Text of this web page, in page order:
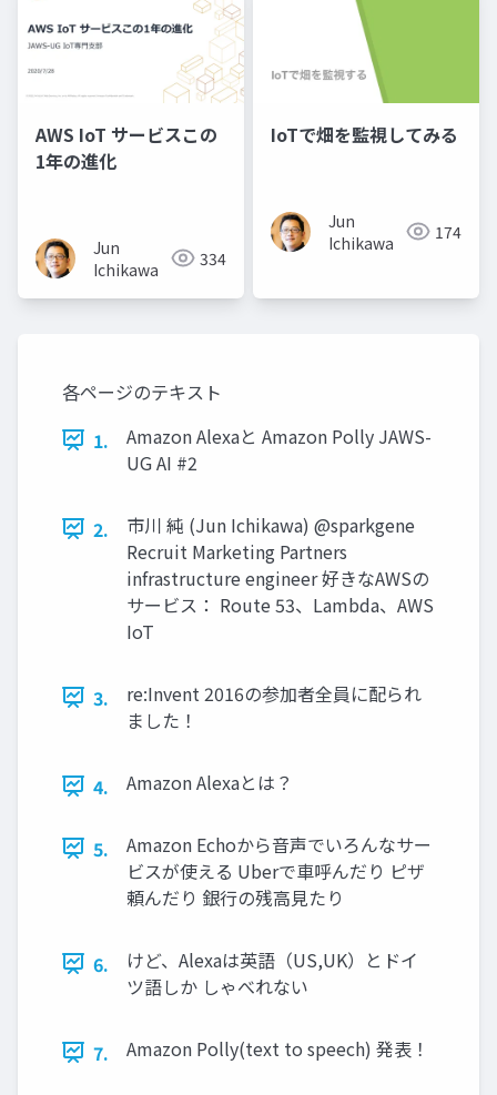
AWS IoT サービスこの
1年の進化
Jun
Ichikawa
334
IoTで畑を監視してみる
Jun
Ichikawa
174
各ページのテキスト
1.
Amazon Alexaと Amazon Polly JAWS-
UG AI #2
2.
市川 純 (Jun Ichikawa) @sparkgene
Recruit Marketing Partners
infrastructure engineer 好きなAWSの
サービス： Route 53、Lambda、AWS
IoT
3.
re:Invent 2016の参加者全員に配られ
ました！
4. Amazon Alexaとは？
5.
Amazon Echoから音声でいろんなサー
ビスが使える Uberで車呼んだり ピザ
頼んだり 銀行の残高見たり
6.
けど、Alexaは英語（US,UK）とドイ
ツ語しか しゃべれない
7. Amazon Polly(text to speech) 発表！